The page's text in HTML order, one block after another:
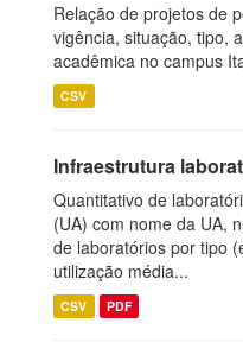
Relação de projetos de
vigência, situação, tipo,
acadêmica no campus
CSV
Infraestrutura
Quantitativo de
(UA) com nome da UA,
de laboratórios por tipo
utilização média...
CSV PDF